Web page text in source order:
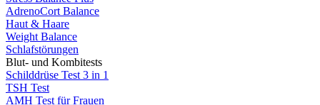
AdrenoCort Balance
Haut & Haare
Weight Balance
Schlafstörungen
Blut- und Kombitests
Schilddrüse Test 3 in 1
TSH Test
AMH Test für Frauen